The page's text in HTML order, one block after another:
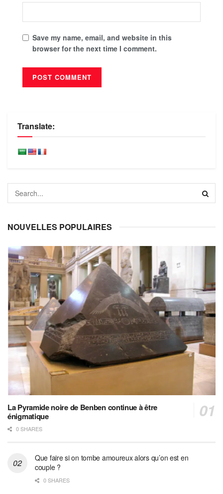
Save my name, email, and website in this
browser for the next time I comment.
Translate:
NOUVELLES POPULAIRES
La Pyramide noire de Benben continue à être
énigmatique
0 SHARES
Que faire si on tombe amoureux alors qu’on est en
couple ?
0 SHARES